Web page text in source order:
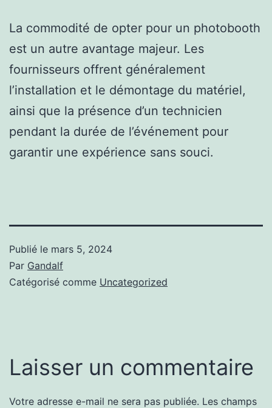
La commodité de opter pour un photobooth
est un autre avantage majeur. Les
fournisseurs offrent généralement
l’installation et le démontage du matériel,
ainsi que la présence d’un technicien
pendant la durée de l’événement pour
garantir une expérience sans souci.
Publié le mars 5, 2024
Par Gandalf
Catégorisé comme Uncategorized
Laisser un commentaire
Votre adresse e-mail ne sera pas publiée. Les champs